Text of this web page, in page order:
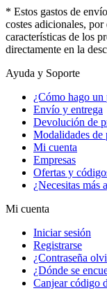
* Estos gastos de
costes adicionales,
características de los
directamente en la
Ayuda y Soporte
¿Cómo hago un
Envío y entrega
Devolución de
Modalidades de
Mi cuenta
Empresas
Ofertas y
¿Necesitas más
Mi cuenta
Iniciar sesión
Registrarse
¿Contraseña
¿Dónde se
Canjear código